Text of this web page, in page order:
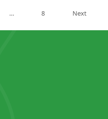
… 8 Next